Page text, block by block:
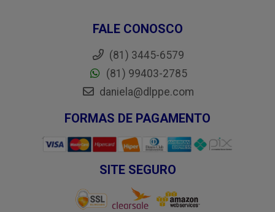
FALE CONOSCO
(81) 3445-6579
(81) 99403-2785
daniela@dlppe.com
FORMAS DE PAGAMENTO
SITE SEGURO